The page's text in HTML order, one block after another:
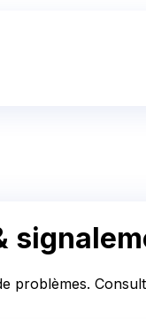
problèmes.